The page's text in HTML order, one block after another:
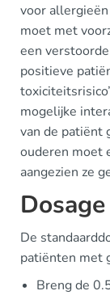
voor
moet met
een
positieve
mogelijke
van de patiënt
ouderen moet
aangezien ze
De
patiënten met
Breng de